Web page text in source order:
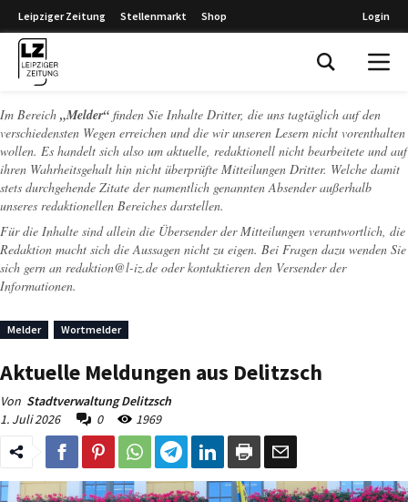
Leipziger Zeitung Stellenmarkt Shop Login
Im Bereich „Melder“ finden Sie Inhalte Dritter, die uns tagtäglich auf den
verschiedensten Wegen erreichen und die wir unseren Lesern nicht vorenthalten
wollen. Es handelt sich also um aktuelle, redaktionell nicht bearbeitete und auf
ihren Wahrheitsgehalt hin nicht überprüfte Mitteilungen Dritter. Welche damit
stets durchgehende Zitate der namentlich genannten Absender außerhalb
unseres redaktionellen Bereiches darstellen.
Für die Inhalte sind allein die Übersender der Mitteilungen verantwortlich, die
Redaktion macht sich die Aussagen nicht zu eigen. Bei Fragen dazu wenden Sie
sich gern an redaktion@l-iz.de oder kontaktieren den Versender der
Informationen.
Melder Wortmelder
Aktuelle Meldungen aus Delitzsch
Von Stadtverwaltung Delitzsch
1. Juli 2026
0 1969